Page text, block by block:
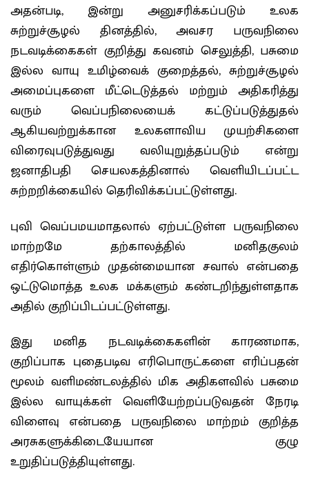
அதன்படி, இன்று அனுசரிக்கப்படும் உலக
சுற்றுச்சூழல் தினத்தில், அவசர பருவநிலை
நடவடிக்கைகள் குறித்து கவனம் செலுத்தி, பசுமை
இல்ல வாயு உமிழ்வைக் குறைத்தல், சுற்றுச்சூழல்
அமைப்புகளை மீட்டெடுத்தல் மற்றும் அதிகரித்து
வரும் வெப்பநிலையைக் கட்டுப்படுத்துதல்
ஆகியவற்றுக்கான உலகளாவிய முயற்சிகளை
விரைவுபடுத்துவது வலியுறுத்தப்படும் என்று
ஜனாதிபதி செயலகத்தினால் வெளியிடப்பட்ட
சுற்றறிக்கையில் தெரிவிக்கப்பட்டுள்ளது.
புவி வெப்பமயமாதலால் ஏற்பட்டுள்ள பருவநிலை
மாற்றமே தற்காலத்தில் மனிதகுலம்
எதிர்கொள்ளும் முதன்மையான சவால் என்பதை
ஒட்டுமொத்த உலக மக்களும் கண்டறிந்துள்ளதாக
அதில் குறிப்பிடப்பட்டுள்ளது.
இது மனித நடவடிக்கைகளின் காரணமாக,
குறிப்பாக புதைபடிவ எரிபொருட்களை எரிப்பதன்
மூலம் வளிமண்டலத்தில் மிக அதிகளவில் பசுமை
இல்ல வாயுக்கள் வெளியேற்றப்படுவதன் நேரடி
விளைவு என்பதை பருவநிலை மாற்றம் குறித்த
அரசுகளுக்கிடையேயான குழு
உறுதிப்படுத்தியுள்ளது.